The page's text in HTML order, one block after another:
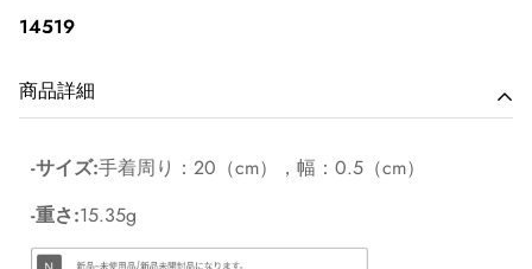
価
格
14519
商品詳細
-サイズ:手着周り：20（cm），幅：0.5（cm）
-重さ:15.35g